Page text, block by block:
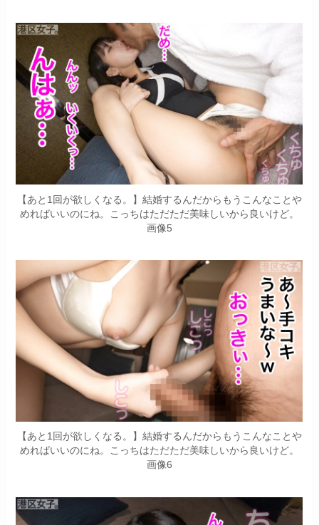
【あと1回が欲しくなる。】結婚するんだからもうこんなことや
めればいいのにね。こっちはただただ美味しいから良いけど。
画像5
【あと1回が欲しくなる。】結婚するんだからもうこんなことや
めればいいのにね。こっちはただただ美味しいから良いけど。
画像6